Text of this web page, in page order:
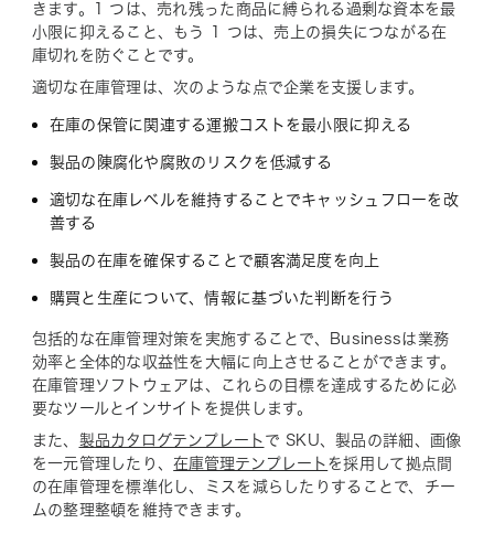
きます。1 つは、売れ残った商品に縛られる過剰な資本を最
小限に抑えること、もう 1 つは、売上の損失につながる在
庫切れを防ぐことです。
適切な在庫管理は、次のような点で企業を支援します。
在庫の保管に関連する運搬コストを最小限に抑える
製品の陳腐化や腐敗のリスクを低減する
適切な在庫レベルを維持することでキャッシュフローを改
善する
製品の在庫を確保することで顧客満足度を向上
購買と生産について、情報に基づいた判断を行う
包括的な在庫管理対策を実施することで、Businessは業務
効率と全体的な収益性を大幅に向上させることができます。
在庫管理ソフトウェアは、これらの目標を達成するために必
要なツールとインサイトを提供します。
また、 製品カタログテンプレート で SKU、製品の詳細、画像
を一元管理したり、在庫管理テンプレート を採用して拠点間
の在庫管理を標準化し、ミスを減らしたりすることで、チー
ムの整理整頓を維持できます。